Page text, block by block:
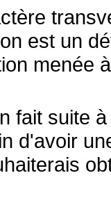
est un
menée
fait suite
d'avoir